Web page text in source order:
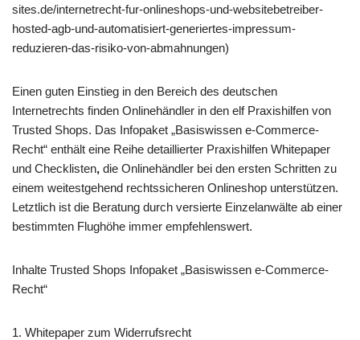
sites.de/internetrecht-fur-onlineshops-und-websitebetreiber-
hosted-agb-und-automatisiert-generiertes-impressum-
reduzieren-das-risiko-von-abmahnungen)
Einen guten Einstieg in den Bereich des deutschen
Internetrechts finden Onlinehändler in den elf Praxishilfen von
Trusted Shops. Das Infopaket „Basiswissen e-Commerce-
Recht“ enthält eine Reihe detaillierter Praxishilfen Whitepaper
und Checklisten, die Onlinehändler bei den ersten Schritten zu
einem weitestgehend rechtssicheren Onlineshop unterstützen.
Letztlich ist die Beratung durch versierte Einzelanwälte ab einer
bestimmten Flughöhe immer empfehlenswert.
Inhalte Trusted Shops Infopaket „Basiswissen e-Commerce-
Recht“
1. Whitepaper zum Widerrufsrecht